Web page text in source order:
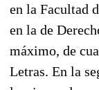
en la Facultad
en la de
máximo, de
Letras. En la